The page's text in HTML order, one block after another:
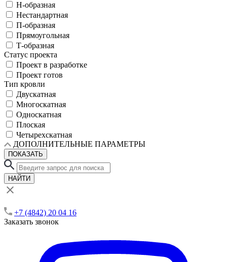
Н-образная
Нестандартная
П-образная
Прямоугольная
Т-образная
Статус проекта
Проект в разработке
Проект готов
Тип кровли
Двускатная
Многоскатная
Односкатная
Плоская
Четырехскатная
ДОПОЛНИТЕЛЬНЫЕ ПАРАМЕТРЫ
ПОКАЗАТЬ
НАЙТИ
+7 (4842) 20 04 16
Заказать звонок